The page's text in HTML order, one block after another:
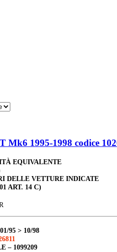
Mk6 1995-1998 codice
EQUIVALENTE
DELLE VETTURE INDICATE
ART. 14 C)
01/95 > 10/98
– 1099209